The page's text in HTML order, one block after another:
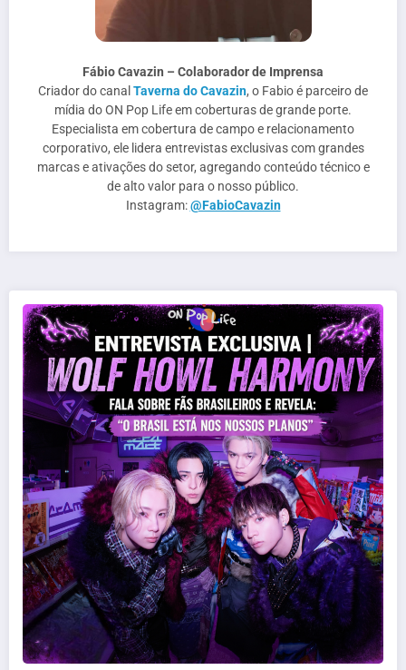
Fábio Cavazin – Colaborador de Imprensa
Criador do canalTaverna do Cavazin, o Fabio é parceiro de
mídia do ON Pop Life em coberturas de grande porte.
Especialista em cobertura de campo e relacionamento
corporativo, ele lidera entrevistas exclusivas com grandes
marcas e ativações do setor, agregando conteúdo técnico e
de alto valor para o nosso público.
Instagram:@FabioCavazin